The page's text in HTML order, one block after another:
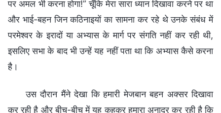
पर अमल भी करना होगा!” चूँकि मेरा सारा ध्यान दिखावा करने पर था
और भाई-बहन जिन कठिनाइयों का सामना कर रहे थे उनके संबंध में
परमेश्वर के इरादों या अभ्यास के मार्ग पर संगति नहीं कर रही थी,
इसलिए सभा के बाद भी उन्हें यह नहीं पता था कि अभ्यास कैसे करना
है।
उस दौरान मैंने देखा कि हमारी मेजबान बहन अक्सर दिखावा
कर रही है और बीच-बीच में यह कहकर हमारा अनादर कर रही है कि